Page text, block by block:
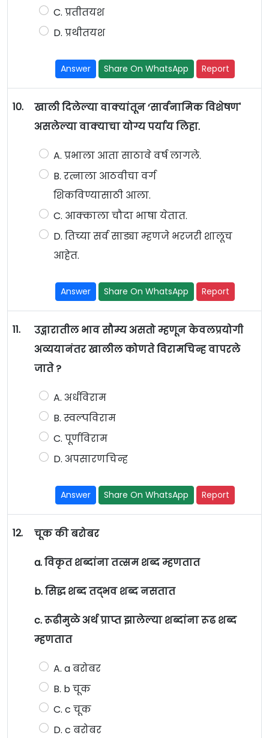
C. प्रतीतयश
D. प्रथीतयश
Answer Share On WhatsApp Report
10.
खाली दिलेल्या वाक्यांतून ‘सार्वनामिक विशेषण'
असलेल्या वाक्याचा योग्य पर्याय लिहा.
A. प्रभाला आता साठावे वर्ष लागले.
B. रत्नाला आठवीचा वर्ग
शिकविण्यासाठी आला.
C. आक्काला चौदा भाषा येतात.
D. तिच्या सर्व साड्या म्हणजे भरजरी शालूच
आहेत.
Answer Share On WhatsApp Report
11.
उद्गारातील भाव सौम्य असतो म्हणून केवलप्रयोगी
अव्ययानंतर खालील कोणते विरामचिन्ह वापरले
जाते ?
A. अर्धविराम
B. स्वल्पविराम
C. पूर्णविराम
D. अपसारणचिन्ह
Answer Share On WhatsApp Report
12. चूक की बरोबर
a. विकृत शब्दांना तत्सम शब्द म्हणतात
b. सिद्ध शब्द तद्भव शब्द नसतात
c. रूढीमुळे अर्थ प्राप्त झालेल्या शब्दांना रूढ शब्द
म्हणतात
A. a बरोबर
B. b चूक
C. c चूक
D. c बरोबर